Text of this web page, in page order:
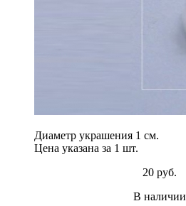
Диаметр украшения 1 см.
Цена указана за 1 шт.
20 руб.
В наличии